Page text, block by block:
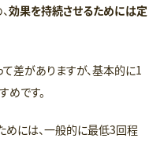
効果を持続させるためには定
差がありますが、基本的に1
です。
めには、一般的に最低3回程